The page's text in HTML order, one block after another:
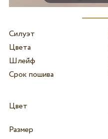
Силуэт
Цвета
Шлейф
Срок пошива
Цвет
Размер